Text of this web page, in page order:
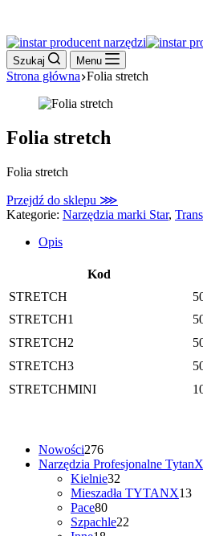
Szukaj Menu
Strona główna Folia stretch
Folia stretch
Folia stretch
Przejdź do sklepu ⋙
Kategorie: Narzędzia marki Star,
Opis
Kod
STRETCH
STRETCH1
STRETCH2
STRETCH3
STRETCHMINI
Nowości276276
produktów
Narzędzia Profesjonalne TytanX
Kielnie32
produkty
Mieszadła TYTANX1313
Pace8080
produktów
Szpachle22